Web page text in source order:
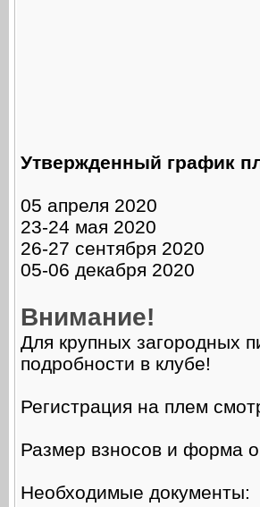
Утвержденный график
05 апреля 2020
23-24 мая 2020
26-27 сентября 2020
05-06 декабря 2020
Внимание!
Для крупных загородных
подробности в клубе!
Регистрация на плем
Размер взносов и форма
Необходимые документы: